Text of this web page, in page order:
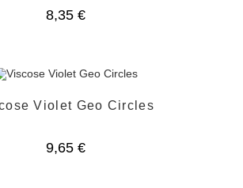
8,35 €
Violet Geo Circles
9,65 €